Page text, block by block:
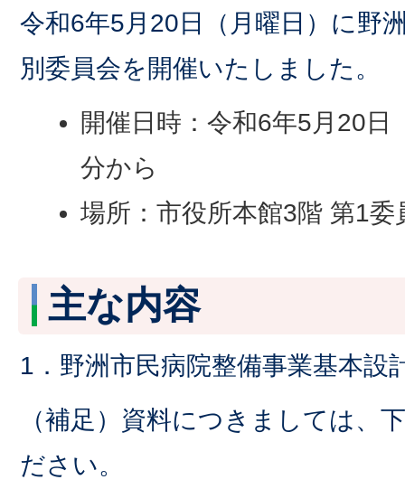
令和6年5月20日（月曜日）に野
別委員会を開催いたしました。
開催日時：令和6年5月20日
分から
場所：市役所本館3階 第1委
主な内容
1．野洲市民病院整備事業基本設
（補足）資料につきましては、
ださい。